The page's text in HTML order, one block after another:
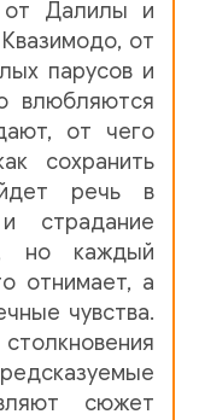
от Далилы и
от
парусов и
влюбляются
от чего
сохранить
речь в
страдание
но каждый
отнимает, а
чувства.
сюжет